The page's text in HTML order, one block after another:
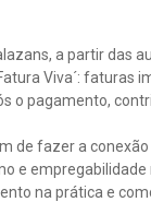
a partir das
Viva´: faturas
o pagamento,
de fazer a
e
na prática e